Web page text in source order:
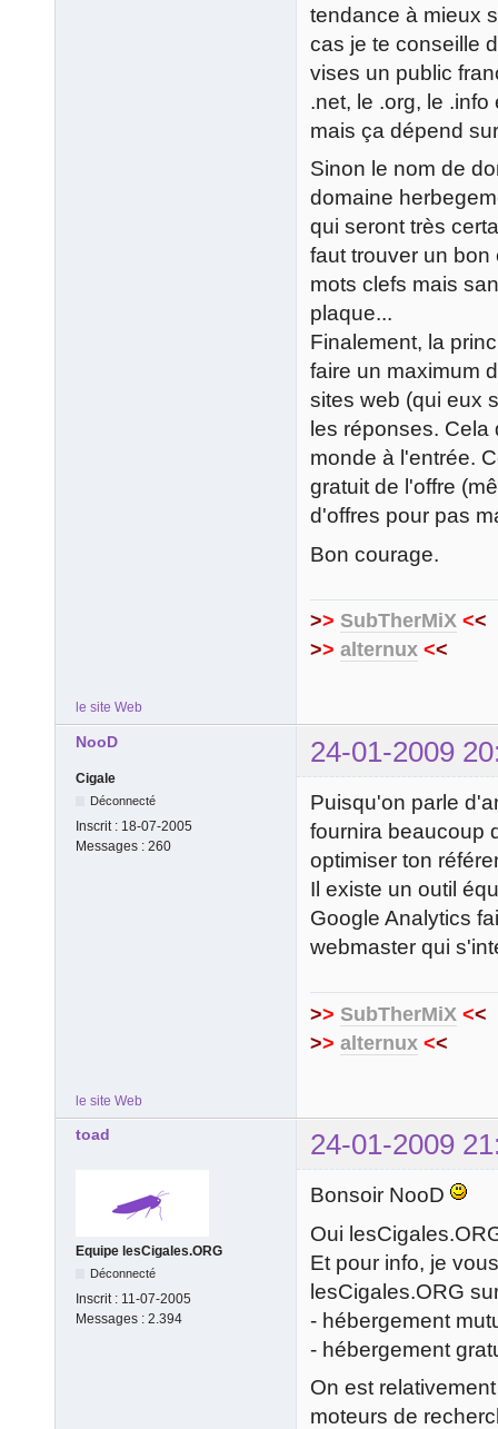
tendance à mieux
cas je te conseille
vises un public
.net, le .org, le
mais ça dépend
Sinon le nom de
domaine
qui seront très
faut trouver un
mots clefs mais
plaque...
Finalement, la
faire un maximum
sites web (qui eux
les réponses.
monde à l'entrée.
gratuit de l'offre
d'offres pour pas
Bon courage.
>> SubTherMiX <<
>> alternux <<
le site Web
NooD 24-01-2009
Cigale
Déconnecté
Inscrit : 18-07-2005
Messages : 260
Puisqu'on parle
fournira beaucoup
optimiser ton
Il existe un outil
Google Analytics
webmaster qui
>> SubTherMiX <<
>> alternux <<
le site Web
toad 24-01-2009
Equipe lesCigales.ORG
Déconnecté
Inscrit : 11-07-2005
Messages : 2.394
Bonsoir NooD
Oui
Et pour info, je
lesCigales.ORG
- hébergement
- hébergement
On est
moteurs de